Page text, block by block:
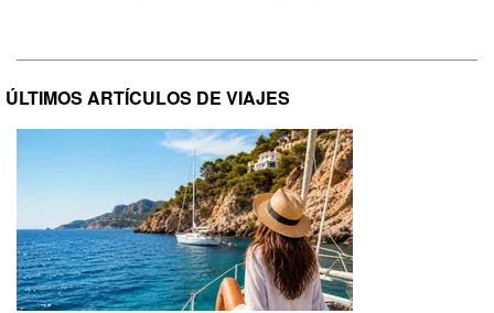
ÚLTIMOS ARTÍCULOS DE VIAJES